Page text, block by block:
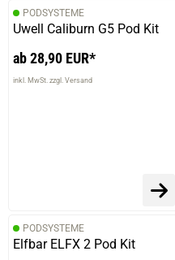
PODSYSTEME
Uwell Caliburn G5 Pod Kit
ab 28,90 EUR*
inkl. MwSt. zzgl. Versand
PODSYSTEME
Elfbar ELFX 2 Pod Kit